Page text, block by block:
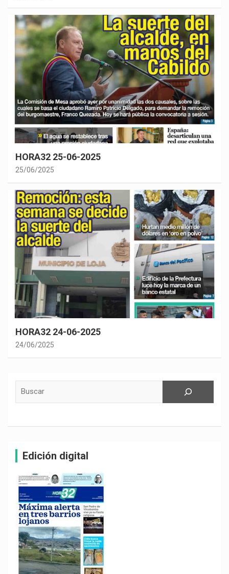
HORA32 25-06-2025
25/06/2025
HORA32 24-06-2025
24/06/2025
Edición digital